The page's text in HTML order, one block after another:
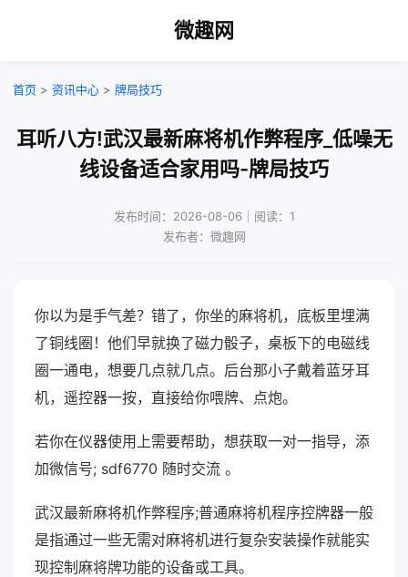
微趣网
首页 > 资讯中心 > 牌局技巧
耳听八方!武汉最新麻将机作弊程序_低噪无
线设备适合家用吗-牌局技巧
发布时间：2026-08-06｜阅读：1
发布者：微趣网
你以为是手气差？错了，你坐的麻将机，底板里埋满
了铜线圈！他们早就换了磁力骰子，桌板下的电磁线
圈一通电，想要几点就几点。后台那小子戴着蓝牙耳
机，遥控器一按，直接给你喂牌、点炮。
若你在仪器使用上需要帮助，想获取一对一指导，添
加微信号; sdf6770 随时交流 。
武汉最新麻将机作弊程序;普通麻将机程序控牌器一般
是指通过一些无需对麻将机进行复杂安装操作就能实
现控制麻将牌功能的设备或工具。